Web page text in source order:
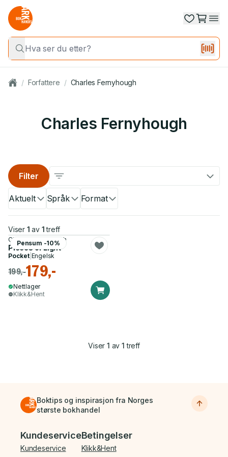
/ Forfattere / Charles Fernyhough
Charles Fernyhough
Aktuelt Språk Format
Filter
Viser 1 av 1 treff
Pensum -10%
Charles Fernyhough
Pieces of Light
Pocket| Engelsk
199,-179,-
Nettlager
Klikk&Hent
Viser1 av 1 treff
Boktips og inspirasjon fra Norges
største bokhandel
Bunnmeny
Kundeservice
Kundeservice
Betingelser
Klikk&Hent